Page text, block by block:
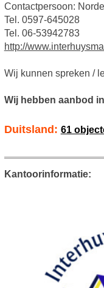
Contactpersoon:
Tel. 0597-645028
Tel. 06-53942783
http://
Wij kunnen spreken /
Wij hebben aanbod
Duitsland: 61
Kantoorinformatie: